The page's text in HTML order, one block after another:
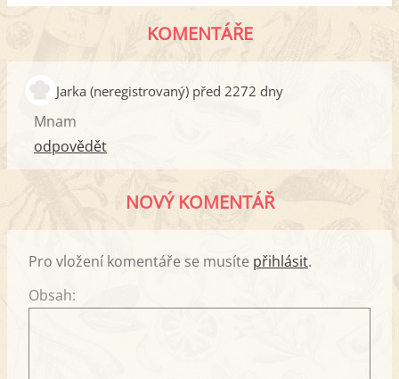
KOMENTÁŘE
Jarka (neregistrovaný) před 2272 dny
Mnam
odpovědět
NOVÝ KOMENTÁŘ
Pro vložení komentáře se musíte přihlásit.
Obsah: